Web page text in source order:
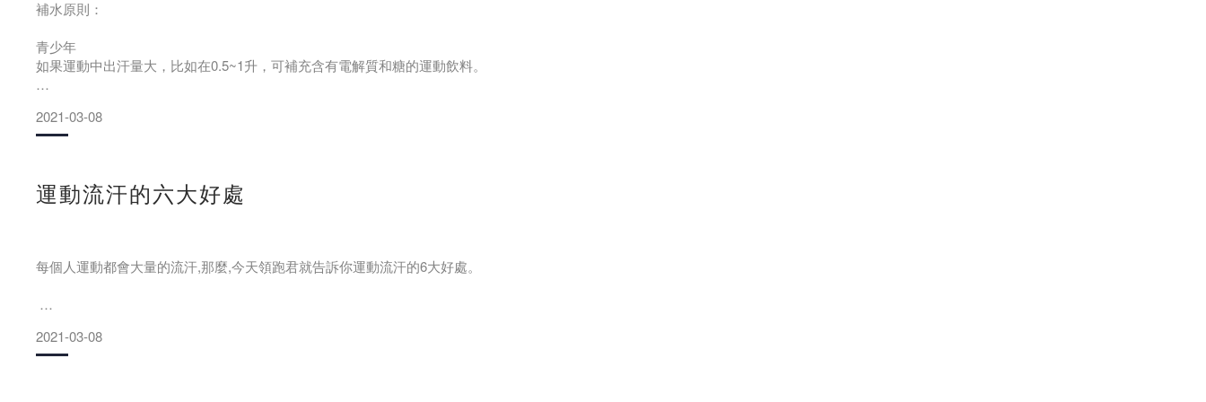
1、補什麼樣的水：
通常情況下，如果運動過後，出汗的量不大，補充一些常見的飲料就可以了，比如礦泉水、白開水、茶水、碳酸飲料、果汁、綠豆
湯、牛奶和運動飲料等。如果運動過後出汗的量比較大，最好補充一些含有
補水原則：
青少年
如果運動中出汗量大，比如在0.5~1升，可補充含有電解質和糖的運動飲料。
老年人運動量一般不大，出汗量也不多，有的人還伴有某種慢性病，沒有必要補充運動飲料，可以適量補充礦泉水、白開水、茶
水、綠豆湯、牛奶等。
對於肥胖者，運動的目的之一是減體重，消耗體內多餘的能量儲備。因此不要補充含能量物質的飲品。如果出汗多，可補充含有電
高血壓患者進行鍛鍊應避免大強度運動，防止血壓的大幅度波動；如果出汗量較大，應補充鈉離子濃度較低的飲料，以
2021-03-08
運動流汗的六大好處
每個人運動都會大量的流汗,那麼,今天領跑君就告訴你運動流汗的6大好處。
防感冒
2021-03-08